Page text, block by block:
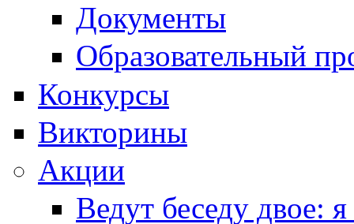
Документы
Образовательный
Конкурсы
Викторины
Акции
Ведут беседу двое: